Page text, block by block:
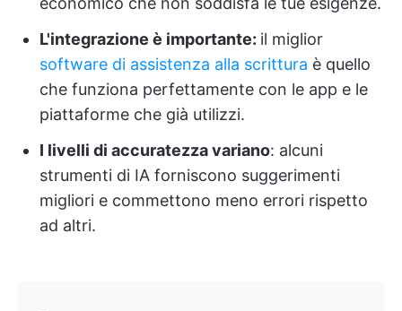
L'integrazione è importante: il miglior
software di assistenza alla scrittura è quello
che funziona perfettamente con le app e le
piattaforme che già utilizzi.
I livelli di accuratezza variano: alcuni
strumenti di IA forniscono suggerimenti
migliori e commettono meno errori rispetto
ad altri.